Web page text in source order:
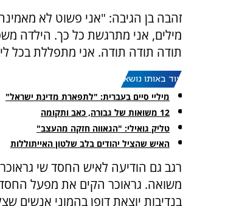
זהבה בן הגיבה: "אני פשוט לא
מילים, אני מתרגשת כל כך. הילדה
תודה תודה תודה. אני מתפללת בכל ליבי לשובם של כל 59
עוד באותו נושא:
מיליי סיים בעברית: "לתפארת מדינת ישראל"
12 משואות של גבורה, כאב ותקומה
טליק גואילי: "הגאווה חזקה מהעצב"
האיש שהציל יהודים בלב שלטון האייתוללות
רגב גם הודיעה לאיש החסד שי
משואה. גראוכר הקים את מפעל
בנדיבות יוצאת דופן בהמוני אנשים